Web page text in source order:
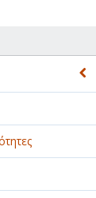
- ΣΚΑΦΗ
- ΤΕΧΝΕΣ